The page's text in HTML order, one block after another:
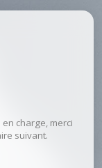
charge, merci
suivant.